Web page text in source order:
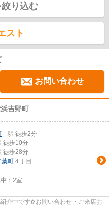
り込む
スト
お問い合わせ
吉野町
」駅 徒歩2分
徒歩10分
徒歩28分
葉町 ４丁目
： 2室
介中です✿お問い合わせ・ご来店お